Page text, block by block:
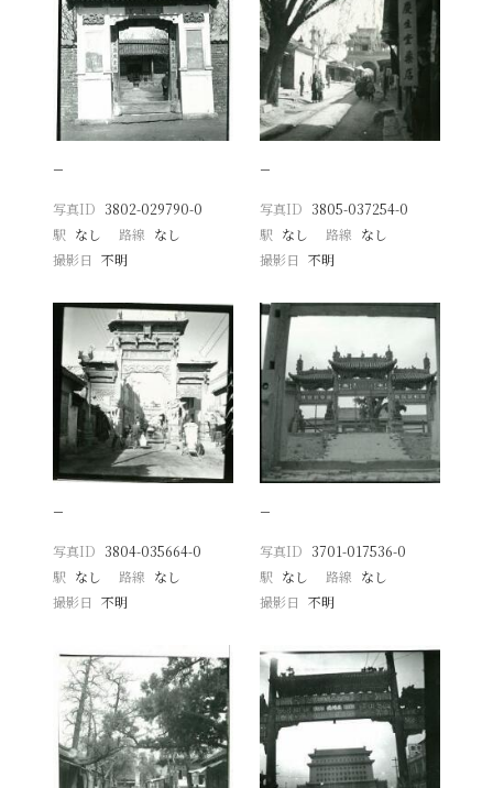
−
写真ID 3802-029790-0
駅 なし 路線 なし
撮影日
不明
−
写真ID 3805-037254-0
駅 なし 路線 なし
撮影日 不明
−
写真ID 3804-035664-0
駅 なし 路線 なし
撮影日
不明
−
写真ID 3701-017536-0
駅 なし 路線 なし
撮影日 不明